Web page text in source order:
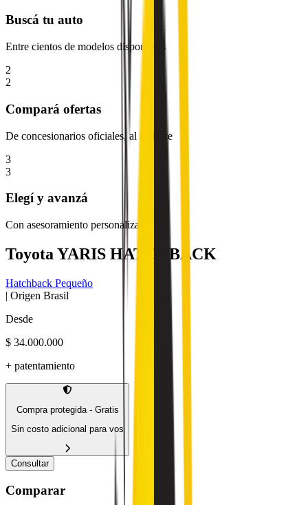
Buscá tu auto
Entre cientos de modelos disponibles
2
2
Compará ofertas
De concesionarios oficiales, al instante
3
3
Elegí y avanzá
Con asesoramiento personalizado
Toyota YARIS HATCHBACK
Hatchback Pequeño
| Origen Brasil
Desde
$ 34.000.000
+ patentamiento
Compra protegida - Gratis
Sin costo adicional para vos
Consultar
Comparar